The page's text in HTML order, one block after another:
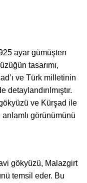
ayar gümüşten
tasarımı,
ve Türk milletinin
ve Kürşad ile
görünümünü
gökyüzü, Malazgirt
temsil eder. Bu